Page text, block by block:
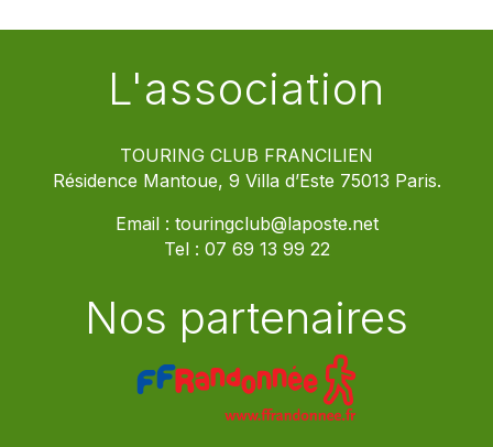
L'association
TOURING CLUB FRANCILIEN
Résidence Mantoue, 9 Villa d’Este 75013 Paris.
Email : touringclub@laposte.net
Tel : 07 69 13 99 22
Nos partenaires